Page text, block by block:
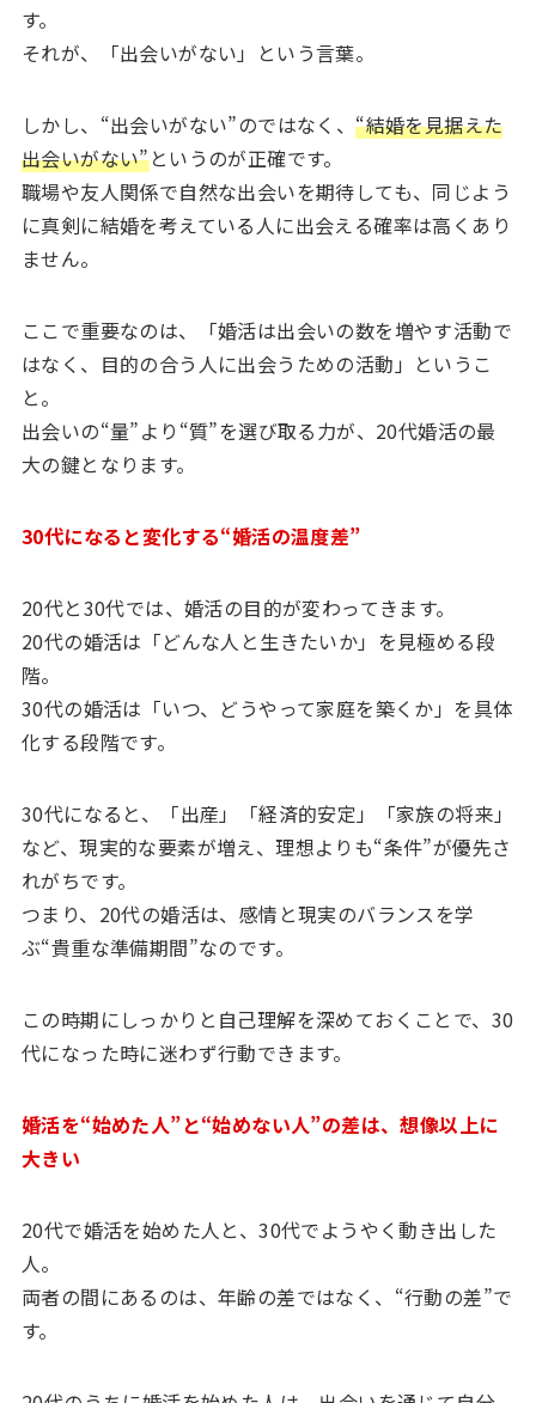
す。
それが、「出会いがない」という言葉。
しかし、“出会いがない”のではなく、“結婚を見据えた
出会いがない”というのが正確です。
職場や友人関係で自然な出会いを期待しても、同じよう
に真剣に結婚を考えている人に出会える確率は高くあり
ません。
ここで重要なのは、「婚活は出会いの数を増やす活動で
はなく、目的の合う人に出会うための活動」というこ
と。
出会いの“量”より“質”を選び取る力が、20代婚活の最
大の鍵となります。
30代になると変化する“婚活の温度差”
20代と30代では、婚活の目的が変わってきます。
20代の婚活は「どんな人と生きたいか」を見極める段
階。
30代の婚活は「いつ、どうやって家庭を築くか」を具体
化する段階です。
30代になると、「出産」「経済的安定」「家族の将来」
など、現実的な要素が増え、理想よりも“条件”が優先さ
れがちです。
つまり、20代の婚活は、感情と現実のバランスを学
ぶ“貴重な準備期間”なのです。
この時期にしっかりと自己理解を深めておくことで、30
代になった時に迷わず行動できます。
婚活を“始めた人”と“始めない人”の差は、想像以上に
大きい
20代で婚活を始めた人と、30代でようやく動き出した
人。
両者の間にあるのは、年齢の差ではなく、“行動の差”で
す。